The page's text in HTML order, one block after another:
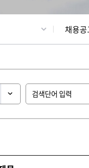
채용공